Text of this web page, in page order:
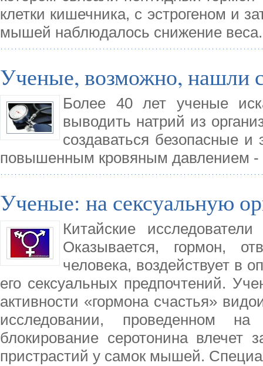
клетки кишечника, с эстрогеном и
мышей наблюдалось снижение веса.
Ученые, возможно, нашли
Более 40 лет ученые
выводить натрий из
создаваться безопасные
повышенным кровяным давлением -
Ученые: на сексуальную
Китайские
Оказывается, гормон,
человека, воздействует в
его сексуальных предпочтений.
активности «гормона счастья»
исследовании, проведенном
блокирование серотонина влечет
пристрастий у самок мышей.